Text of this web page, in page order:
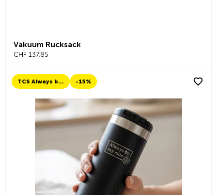
Vakuum Rucksack
CHF 137.85
TCS Always by my side -15%